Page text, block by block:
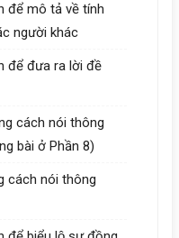
để mô tả về tính
người khác
để đưa ra lời đề
cách nói thông
bài ở Phần 8)
cách nói thông